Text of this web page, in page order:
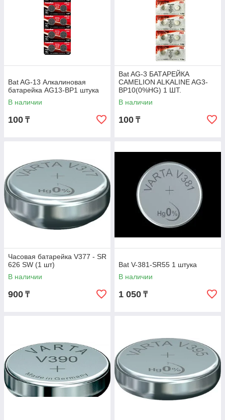
Bat AG-13 Алкалиновая
батарейка AG13-BP1 штука
В наличии
100 ₸
Bat AG-3 БАТАРЕЙКА
CAMELION ALKALINE AG3-
BP10(0%HG) 1 ШТ.
В наличии
100 ₸
Часовая батарейка V377 - SR
626 SW (1 шт)
В наличии
900 ₸
Bat V-381-SR55 1 штука
В наличии
1 050 ₸